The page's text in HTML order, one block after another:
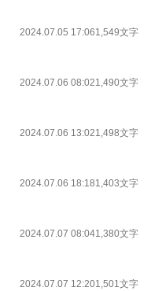
2024.07.05 17:061,549文字
2024.07.06 08:021,490文字
2024.07.06 13:021,498文字
2024.07.06 18:181,403文字
2024.07.07 08:041,380文字
2024.07.07 12:201,501文字